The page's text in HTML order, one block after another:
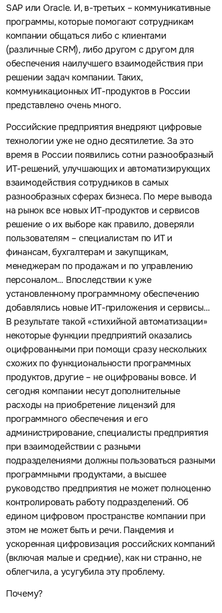
SAP или Oracle. И, в-третьих – коммуникативные
программы, которые помогают сотрудникам
компании общаться либо с клиентами
(различные CRM), либо другом с другом для
обеспечения наилучшего взаимодействия при
решении задач компании. Таких,
коммуникационных ИТ-продуктов в России
представлено очень много.
Российские предприятия внедряют цифровые
технологии уже не одно десятилетие. За это
время в России появились сотни разнообразный
ИТ-решений, улучшающих и автоматизирующих
взаимодействия сотрудников в самых
разнообразных сферах бизнеса. По мере вывода
на рынок все новых ИТ-продуктов и сервисов
решение о их выборе как правило, доверяли
пользователям – специалистам по ИТ и
финансам, бухгалтерам и закупщикам,
менеджерам по продажам и по управлению
персоналом… Впоследствии к уже
установленному программному обеспечению
добавлялись новые ИТ-приложения и сервисы…
В результате такой «стихийной автоматизации»
некоторые функции предприятий оказались
оцифрованными при помощи сразу нескольких
схожих по функциональности программных
продуктов, другие – не оцифрованы вовсе. И
сегодня компании несут дополнительные
расходы на приобретение лицензий для
программного обеспечения и его
администрирование, специалисты предприятия
при взаимодействии с разными
подразделениями должны пользоваться разными
программными продуктами, а высшее
руководство предприятия не может полноценно
контролировать работу подразделений. Об
едином цифровом пространстве компании при
этом не может быть и речи. Пандемия и
ускоренная цифровизация российских компаний
(включая малые и средние), как ни странно, не
облегчила, а усугубила эту проблему.
Почему?